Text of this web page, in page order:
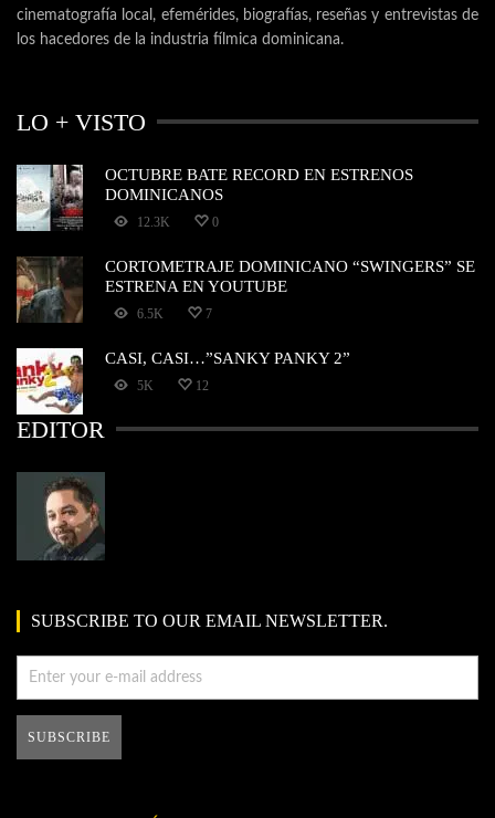
cinematografía local, efemérides, biografías, reseñas y entrevistas de
los hacedores de la industria fílmica dominicana.
LO + VISTO
OCTUBRE BATE RECORD EN ESTRENOS
DOMINICANOS
12.3K 0
CORTOMETRAJE DOMINICANO “SWINGERS” SE
ESTRENA EN YOUTUBE
6.5K 7
CASI, CASI…”SANKY PANKY 2”
5K 12
EDITOR
SUBSCRIBE TO OUR EMAIL NEWSLETTER.